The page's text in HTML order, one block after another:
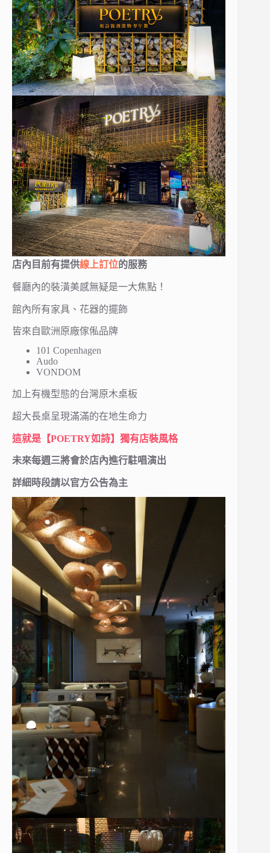
店內目前有提供線上訂位的服務
餐廳內的裝潢美感無疑是一大焦點！
館內所有家具、花器的擺飾
皆來自歐洲原廠傢俬品牌
101 Copenhagen
Audo
VONDOM
加上有機型態的台灣原木桌板
超大長桌呈現滿滿的在地生命力
這就是【POETRY如詩】獨有店裝風格
未來每週三將會於店內進行駐唱演出
詳細時段請以官方公告為主